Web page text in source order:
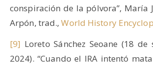
conspiración de la pólvora”, María
Arpón, trad.,World History
[9] Loreto Sánchez Seoane (18
2024). “Cuando el IRA intentó